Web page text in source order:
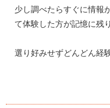
少し調べたらすぐに情報
て体験した方が記憶に残
選り好みせずどんどん経